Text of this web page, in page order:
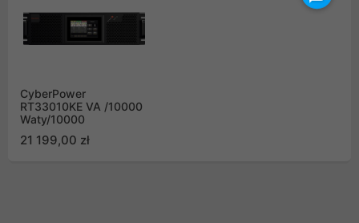
CyberPower
RT33010KE VA /10000
Waty/10000
21 199,00 zł